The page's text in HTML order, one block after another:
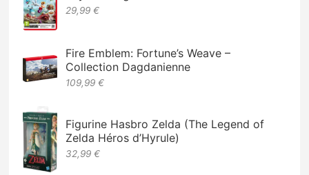
29,99 €
Fire Emblem: Fortune’s Weave –
Collection Dagdanienne
109,99 €
Figurine Hasbro Zelda (The Legend of
Zelda Héros d’Hyrule)
32,99 €